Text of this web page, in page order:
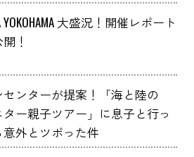
YOKOHAMA 大盛況！開催レポート
！
ンターが提案！「海と陸の
ター親子ツアー」に息子と行っ
意外とツボった件